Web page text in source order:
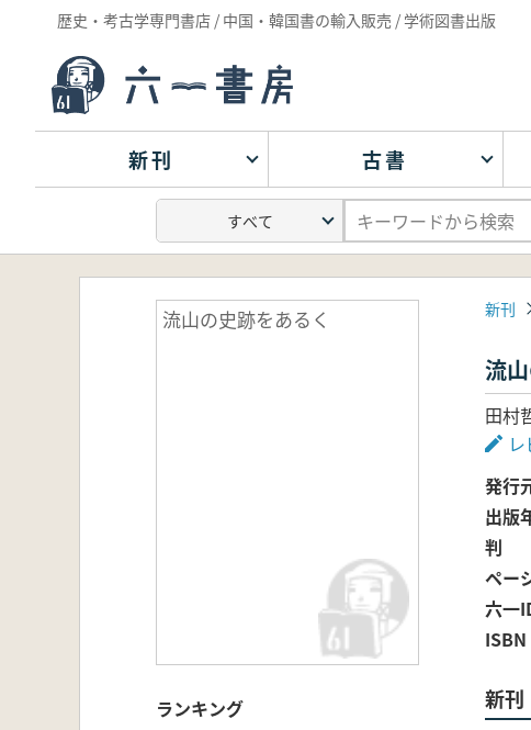
歴史・考古学専門書店 / 中国・韓国書の輸入販売 / 学術図書出版
新刊 古書
流山の史跡をあるく
ランキング
新刊
流
田村
発行
出版
判
ペー
六一
ISBN
新刊